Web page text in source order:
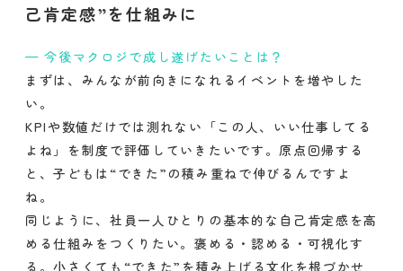
己肯定感”を仕組みに
今後マクロジで成し遂げたいことは？
まずは、みんなが前向きになれるイベントを増やした
い。
KPIや数値だけでは測れない「この人、いい仕事してる
よね」を制度で評価していきたいです。原点回帰する
と、子どもは“できた”の積み重ねで伸びるんですよ
ね。
同じように、社員一人ひとりの基本的な自己肯定感を高
める仕組みをつくりたい。褒める・認める・可視化す
る。小さくても“できた”を積み上げる文化を根づかせ